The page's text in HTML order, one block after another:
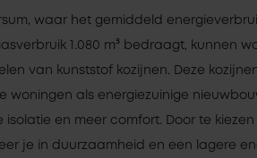
waar het gemiddeld
1.080 m³ bedraagt, kunnen
van kunststof kozijnen. Deze
woningen als energiezuinige
isolatie en meer comfort. Door te
je in duurzaamheid en een lagere